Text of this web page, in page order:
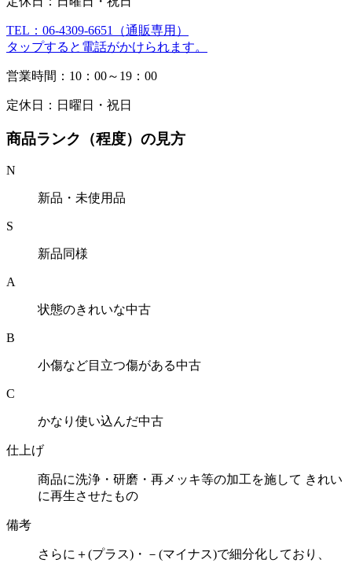
TEL：06-4309-6651（通販専用）
タップすると電話がかけられます。
営業時間：10：00～19：00
定休日：日曜日・祝日
商品ランク（程度）の見方
N
新品・未使用品
S
新品同様
A
状態のきれいな中古
B
小傷など目立つ傷がある中古
C
かなり使い込んだ中古
仕上げ
商品に洗浄・研磨・再メッキ等の加工を施して きれい
に再生させたもの
備考
さらに＋(プラス)・－(マイナス)で細分化しており、